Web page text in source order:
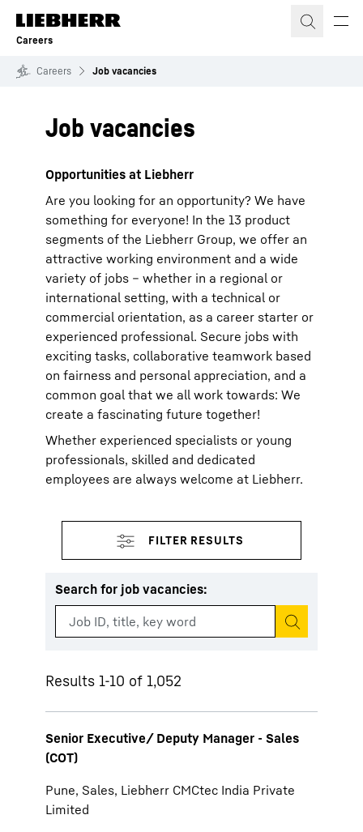
Skip to content
Careers
Careers Job vacancies
Job vacancies
Opportunities at Liebherr
Are you looking for an opportunity? We have
something for everyone! In the 13 product
segments of the Liebherr Group, we offer an
attractive working environment and a wide
variety of jobs – whether in a regional or
international setting, with a technical or
commercial orientation, as a career starter or
experienced professional. Secure jobs with
exciting tasks, collaborative teamwork based
on fairness and personal appreciation, and a
common goal that we all work towards: We
create a fascinating future together!
Whether experienced specialists or young
professionals, skilled and dedicated
employees are always welcome at Liebherr.
Search for job vacancies:
Start search
Results 1-10 of 1,052
Senior Executive/ Deputy Manager - Sales
(COT)
Pune, Sales, Liebherr CMCtec India Private
Limited